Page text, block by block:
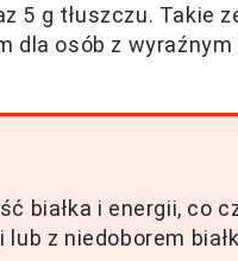
5 g tłuszczu. Takie
dla osób z wyraźnym
białka i energii, co
z niedoborem